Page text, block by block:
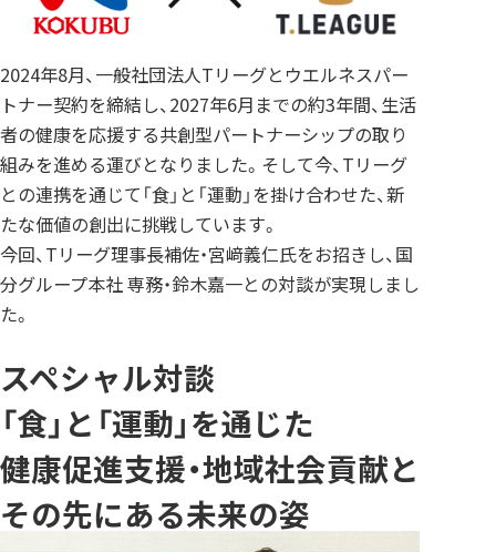
2024年8月、一般社団法人Tリーグとウエルネスパー
トナー契約を締結し、2027年6月までの約3年間、生活
者の健康を応援する共創型パートナーシップの取り
組みを進める運びとなりました。そして今、Tリーグ
との連携を通じて「食」と「運動」を掛け合わせた、新
たな価値の創出に挑戦しています。
今回、Tリーグ理事長補佐・宮﨑義仁氏をお招きし、国
分グループ本社 専務・鈴木嘉一との対談が実現しまし
た。
スペシャル対談
「食」と「運動」を通じた
健康促進支援・地域社会貢献と
その先にある未来の姿